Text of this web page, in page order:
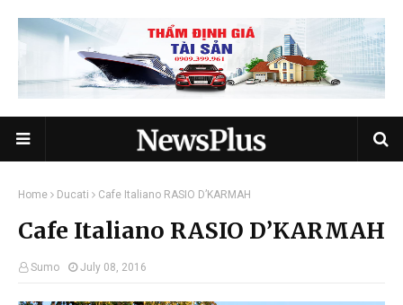
Home Ducati Cafe Italiano RASIO D’KARMAH
Cafe Italiano RASIO D’KARMAH
Sumo July 08, 2016